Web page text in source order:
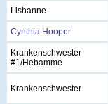
Lishanne
Cynthia Hooper
Krankenschwester
#1/Hebamme
Krankenschwester